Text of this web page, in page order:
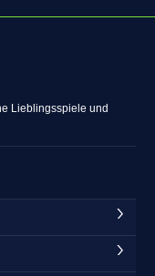
Lieblingsspiele und